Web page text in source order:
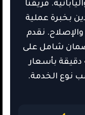
فريقنا
بخبرة عملية
نقدم
شامل على
كل الخدمات. نصلك في 30-40 دقيقة بأسعار